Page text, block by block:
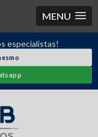
MENU
especialistas!